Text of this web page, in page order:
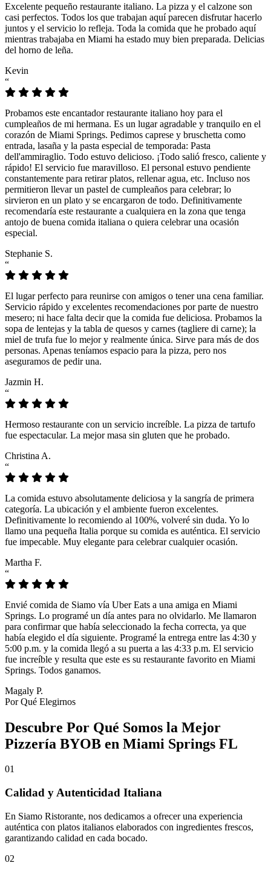
Excelente pequeño restaurante italiano. La pizza y el calzone son
casi perfectos. Todos los que trabajan aquí parecen disfrutar hacerlo
juntos y el servicio lo refleja. Toda la comida que he probado aquí
mientras trabajaba en Miami ha estado muy bien preparada. Delicias
del horno de leña.
Kevin
“
Probamos este encantador restaurante italiano hoy para el
cumpleaños de mi hermana. Es un lugar agradable y tranquilo en el
corazón de Miami Springs. Pedimos caprese y bruschetta como
entrada, lasaña y la pasta especial de temporada: Pasta
dell'ammiraglio. Todo estuvo delicioso. ¡Todo salió fresco, caliente y
rápido! El servicio fue maravilloso. El personal estuvo pendiente
constantemente para retirar platos, rellenar agua, etc. Incluso nos
permitieron llevar un pastel de cumpleaños para celebrar; lo
sirvieron en un plato y se encargaron de todo. Definitivamente
recomendaría este restaurante a cualquiera en la zona que tenga
antojo de buena comida italiana o quiera celebrar una ocasión
especial.
Stephanie S.
“
El lugar perfecto para reunirse con amigos o tener una cena familiar.
Servicio rápido y excelentes recomendaciones por parte de nuestro
mesero; ni hace falta decir que la comida fue deliciosa. Probamos la
sopa de lentejas y la tabla de quesos y carnes (tagliere di carne); la
miel de trufa fue lo mejor y realmente única. Sirve para más de dos
personas. Apenas teníamos espacio para la pizza, pero nos
aseguramos de pedir una.
Jazmin H.
“
Hermoso restaurante con un servicio increíble. La pizza de tartufo
fue espectacular. La mejor masa sin gluten que he probado.
Christina A.
“
La comida estuvo absolutamente deliciosa y la sangría de primera
categoría. La ubicación y el ambiente fueron excelentes.
Definitivamente lo recomiendo al 100%, volveré sin duda. Yo lo
llamo una pequeña Italia porque su comida es auténtica. El servicio
fue impecable. Muy elegante para celebrar cualquier ocasión.
Martha F.
“
Envié comida de Siamo vía Uber Eats a una amiga en Miami
Springs. Lo programé un día antes para no olvidarlo. Me llamaron
para confirmar que había seleccionado la fecha correcta, ya que
había elegido el día siguiente. Programé la entrega entre las 4:30 y
5:00 p.m. y la comida llegó a su puerta a las 4:33 p.m. El servicio
fue increíble y resulta que este es su restaurante favorito en Miami
Springs. Todos ganamos.
Magaly P.
Por Qué Elegirnos
Descubre Por Qué Somos la Mejor
Pizzería BYOB en Miami Springs FL
01
Calidad y Autenticidad Italiana
En Siamo Ristorante, nos dedicamos a ofrecer una experiencia
auténtica con platos italianos elaborados con ingredientes frescos,
garantizando calidad en cada bocado.
02